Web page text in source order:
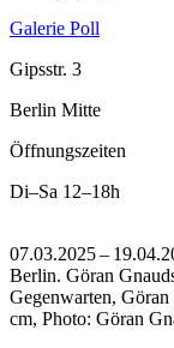
Galerie Poll
Gipsstr. 3
Berlin Mitte
Öffnungszeiten
Di–Sa 12–18h
07.03.2025 –
Berlin. Göran
Gegenwarten,
cm, Photo: Göran